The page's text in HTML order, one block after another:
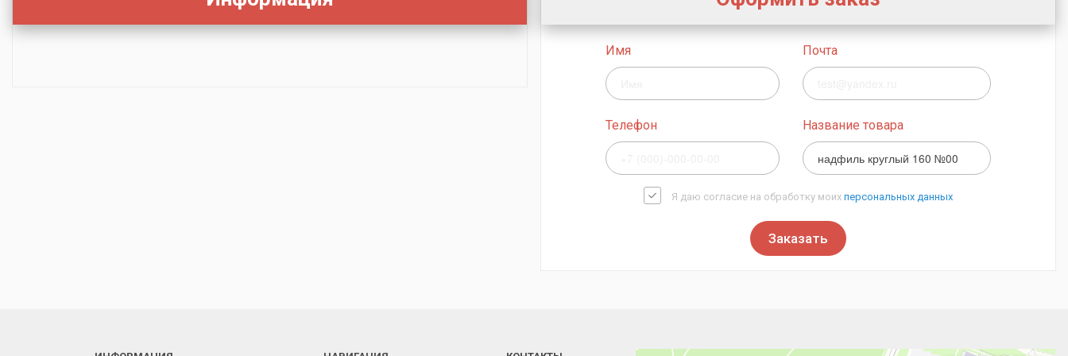
Имя Почта
Телефон Название товара
Я даю согласие на обработку моих персональных данных
Заказать